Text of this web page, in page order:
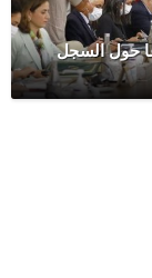
حول السجل